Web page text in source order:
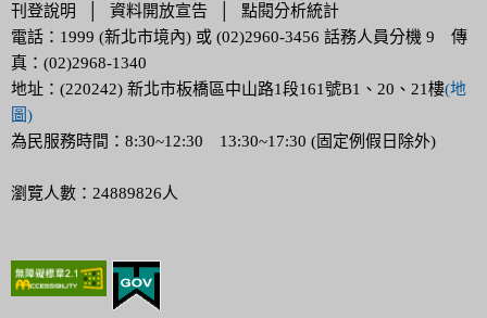
刊登說明 資料開放宣告
點閱分析統計
電話：1999 (新北市境內) 或 (02)2960-3456 話務人員分機 9 傳
真：(02)2968-1340
地址：(220242) 新北市板橋區中山路1段161號B1、20、21樓(地
圖)
為民服務時間：8:30~12:30 13:30~17:30 (固定例假日除外)
瀏覽人數：24889826人